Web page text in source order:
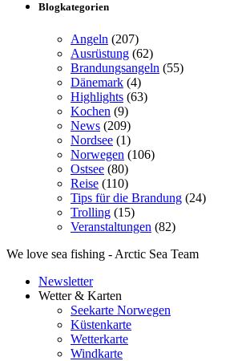
Blogkategorien
Angeln (207)
Ausrüstung (62)
Brandungsangeln (55)
Dänemark (4)
Highlights (63)
Kochen (9)
News (209)
Nordsee (1)
Norwegen (106)
Ostsee (80)
Reise (110)
Tips für die Brandung (24)
Trolling (15)
Veranstaltungen (82)
We love sea fishing - Arctic Sea Team
Newsletter
Wetter & Karten
Seekarte Norwegen
Küstenkarte
Wetterkarte
Windkarte